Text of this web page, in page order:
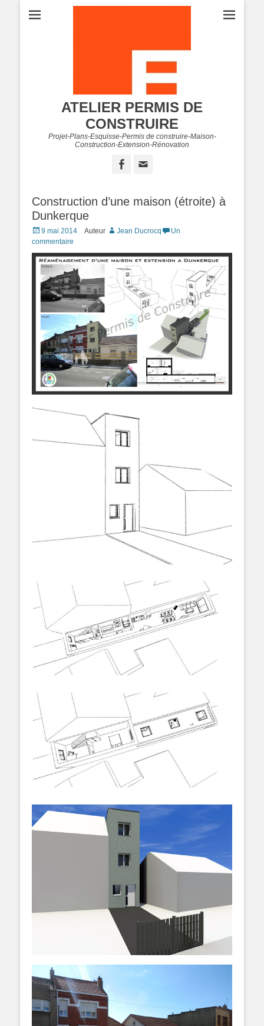
ATELIER PERMIS DE
CONSTRUIRE
Projet-Plans-Esquisse-Permis de construire-Maison-
Construction-Extension-Rénovation
Facebook
Construction d’une maison (étroite) à
Dunkerque
Posted
on
9 mai 2014 Auteur Jean Ducrocq
Un
commentaire